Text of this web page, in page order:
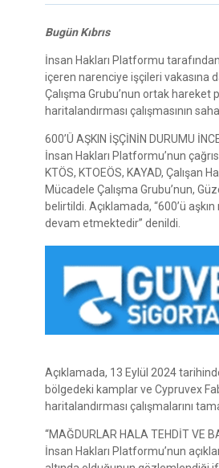
Bugün Kıbrıs
İnsan Hakları Platformu
içeren narenciye işçileri vakasına
Çalışma Grubu’nun ortak
haritalandırması çalışmasının
600’Ü AŞKIN İŞÇİNİN DURUMU
İnsan Hakları Platformu’nun
KTÖS, KTOEÖS, KAYAD, Çalışan
Mücadele Çalışma Grubu’nun,
belirtildi. Açıklamada, “600’ü
devam etmektedir” denildi.
Açıklamada, 13 Eylül 2024
bölgedeki kamplar ve Cypruvex
haritalandırması çalışmalarını
“MAĞDURLAR HALA TEHDİT VE
İnsan Hakları Platformu’nun